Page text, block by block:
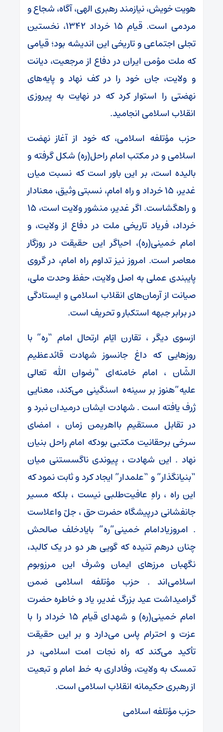
هویت خویش، نیازمند رهبری الهی، آگاه، شجاع و
مردمی است. قیام ۱۵ خرداد ۱۳۴۲، نخستین
تجلی اجتماعی و تاریخی این اندیشه بود؛ قیامی
که ملت مؤمن ایران در دفاع از مرجعیت، دیانت
و ولایت، جان خود را در کف نهاد و پایه‌های
نهضتی را استوار کرد که در نهایت به پیروزی
انقلاب اسلامی انجامید.
حزب مؤتلفه اسلامی، که خود از آغاز نهضت
اسلامی و در مکتب امام راحل(ره) شکل گرفته و
بالیده است، بر این باور است که نسبت میان
غدیر، ۱۵ خرداد و راه امام، نسبتی وثیق، معنادار
و راهگشاست. اگر غدیر، منشور ولایت است، ۱۵
خرداد، فریاد تاریخی ملت در دفاع از ولایت، و
امام خمینی(ره)، احیاگر این حقیقت در روزگار
معاصر است. امروز نیز تداوم راه امام، در گروی
پایبندی عملی به اصل ولایت، حفظ وحدت ملی،
صیانت از آرمان‌های انقلاب اسلامی و ایستادگی
در برابر جبهه استکبار و تحریف است.
ازسوی دیگر ، تقارن ایّام ارتحال امام “ره” با
روزهایی که داغ جانسوز شهادت قائدعظیم
الشّان ، امام خامنه‌ای “رضوان الله تعالی
علیه”هنوز بر سینه‌ه اسنگینی می‌کند، معنایی
ژرف یافته است . شهادت ایشان درمیدان نبرد و
در تقابل مستقیم بااهریمن زمان ، امضای
سرخی برحقانیت مکتبی بودکه امام راحل بنیان
نهاد . این شهادت ، پیوندی ناگسستنی میان
“بنیانگذار” و “علمدار” ایجاد کرد و ثابت نمود که
این راه ، راهِ عافیت‌طلبی نیست ، بلکه مسیر
جانفشانی درپیشگاه حضرت حق ، جلّ واعلاست
. امروزیادامام خمینی”ره” بایادخلف صالحش
چنان درهم تنیده که گویی هر دو در یک کالبد،
نگهبان مرزهای ایمان وشرف این مرزوبوم
اسلامی‌اند . حزب مؤتلفه اسلامی ضمن
گرامیداشت عید بزرگ غدیر، یاد و خاطره حضرت
امام خمینی(ره) و شهدای قیام ۱۵ خرداد را با
عزت و احترام پاس می‌دارد و بر این حقیقت
تأکید می‌کند که راه نجات امت اسلامی، در
تمسک به ولایت، وفاداری به خط امام و تبعیت
از رهبری حکیمانه انقلاب اسلامی است.
حزب مؤتلفه اسلامی